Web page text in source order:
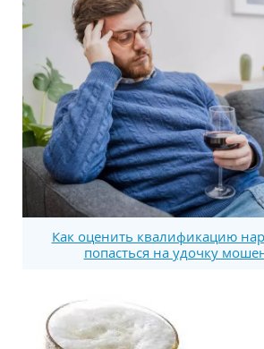
Как оценить квалификацию
попасться на удочку